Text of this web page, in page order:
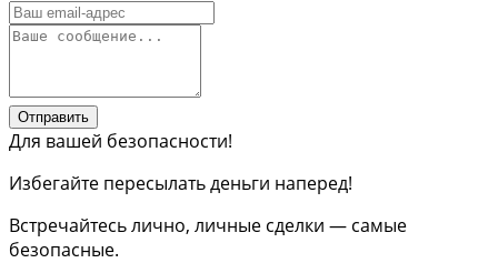
Отправить
Для вашей безопасности!
Избегайте пересылать деньги наперед!
Встречайтесь лично, личные сделки — самые
безопасные.